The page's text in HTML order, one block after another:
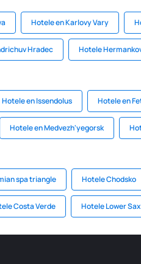
Hotele en Karlovy Vary
Hradec Hotele
Hotele en Issendolus Hotele en
Hotele en Medvezh'yegorsk
spa triangle Hotele Chodsko
Costa Verde Hotele Lower